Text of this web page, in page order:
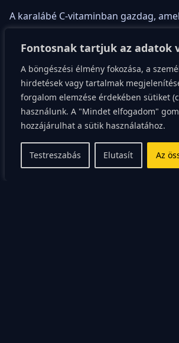
Fontosnak tartjuk az adatok
A böngészési élmény fokozása, a
hirdetések vagy tartalmak
forgalom elemzése érdekében sütiket
használunk. A "Mindet elfogadom"
hozzájárulhat a sütik használatához.
Testreszabás Elutasít Az
A karalábé C-vitaminban gazdag,
elengedhetetlen a szervezetünk
erősíti az immunrendszert és segíti a
regenerálódását. A C-vitamin szintén
antioxidáns, amely véd a szabad
ellen, megelőzve ezzel a krónikus
kialakulását.
Ezenkívül a karalábé A-vitaminban is
szintén segít az immunrendszer